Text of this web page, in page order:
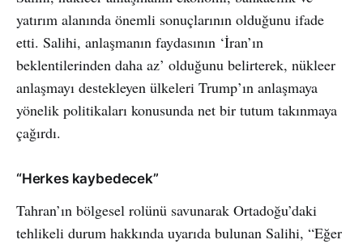
yatırım alanında önemli sonuçlarının olduğunu ifade
etti. Salihi, anlaşmanın faydasının ‘İran’ın
beklentilerinden daha az’ olduğunu belirterek, nükleer
anlaşmayı destekleyen ülkeleri Trump’ın anlaşmaya
yönelik politikaları konusunda net bir tutum takınmaya
çağırdı.
“Herkes kaybedecek”
Tahran’ın bölgesel rolünü savunarak Ortadoğu’daki
tehlikeli durum hakkında uyarıda bulunan Salihi, “Eğer